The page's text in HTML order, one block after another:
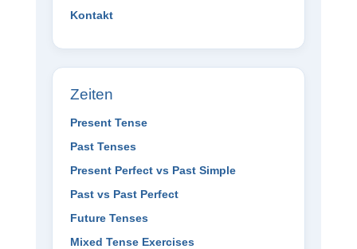
Kontakt
Zeiten
Present Tense
Past Tenses
Present Perfect vs Past Simple
Past vs Past Perfect
Future Tenses
Mixed Tense Exercises